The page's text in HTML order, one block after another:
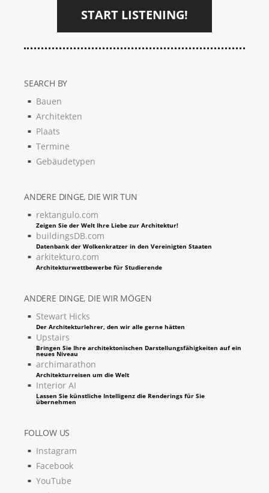
START LISTENING!
SEARCH BY
Bauen
Architekten
Plaats
Termine
Gebäudetypen
ANDERE DINGE, DIE WIR TUN
rektangulo.com
Zeigen Sie der Welt Ihre Liebe zur Architektur!
buildingsDB.com
Datenbank der Wolkenkratzer in den Vereinigten Staaten
arkitekturo.com
Architekturwettbewerbe für Studierende
ANDERE DINGE, DIE WIR MÖGEN
Stewart Hicks
Der Architekturlehrer, den wir alle gerne hätten
Upstairs
Bringen Sie Ihre architektonischen Darstellungsfähigkeiten auf ein
neues Niveau
archimarathon
Architekturreisen um die Welt
Interior AI
Lassen Sie künstliche Intelligenz die Renderings für Sie
übernehmen
FOLLOW US
Instagram
Facebook
YouTube